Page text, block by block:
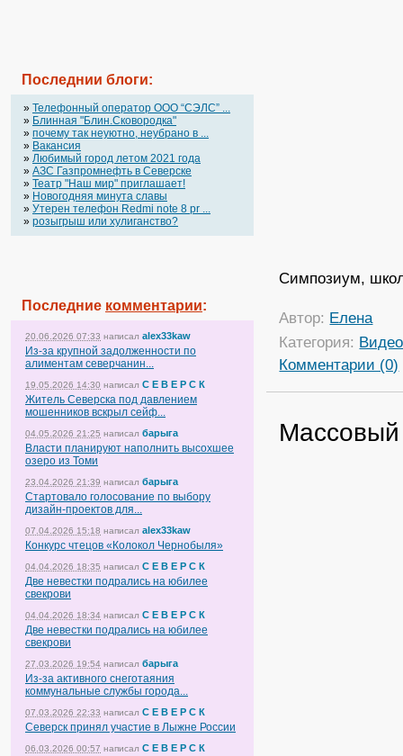
Последнии блоги:
» Телефонный оператор OOO “СЭЛС” ...
» Блинная "Блин.Сковородка"
» почему так неуютно, неубрано в ...
» Вакансия
» Любимый город летом 2021 года
» АЗС Газпромнефть в Северске
» Театр "Наш мир" приглашает!
» Новогодняя минута славы
» Утерен телефон Redmi note 8 pr ...
» розыгрыш или хулиганство?
Последние комментарии:
20.06.2026 07:33 написал alex33kaw
Из-за крупной задолженности по
алиментам северчанин...
19.05.2026 14:30 написал С Е В Е Р С К
Житель Северска под давлением
мошенников вскрыл сейф...
04.05.2026 21:25 написал барыга
Власти планируют наполнить высохшее
озеро из Томи
23.04.2026 21:39 написал барыга
Стартовало голосование по выбору
дизайн-проектов для...
07.04.2026 15:18 написал alex33kaw
Конкурс чтецов «Колокол Чернобыля»
04.04.2026 18:35 написал С Е В Е Р С К
Две невестки подрались на юбилее
свекрови
04.04.2026 18:34 написал С Е В Е Р С К
Две невестки подрались на юбилее
свекрови
27.03.2026 19:54 написал барыга
Из-за активного снеготаяния
коммунальные службы города...
07.03.2026 22:33 написал С Е В Е Р С К
Северск принял участие в Лыжне России
06.03.2026 00:57 написал С Е В Е Р С К
Симпозиум,
Автор: Елена
Категория: Видео
Комментарии (0)
Массовый